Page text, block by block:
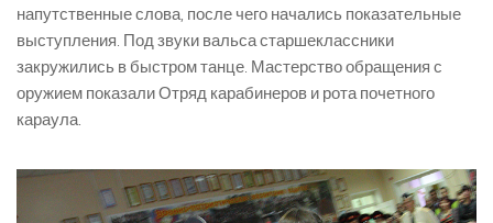
напутственные слова, после чего начались показательные
выступления. Под звуки вальса старшеклассники
закружились в быстром танце. Мастерство обращения с
оружием показали Отряд карабинеров и рота почетного
караула.